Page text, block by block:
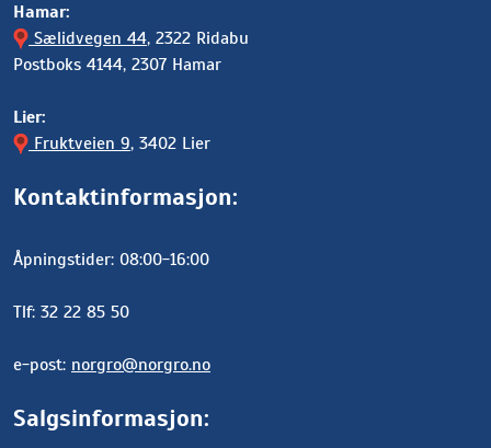
Hamar:
Sælidvegen 44, 2322 Ridabu
Postboks 4144, 2307 Hamar
Lier:
Fruktveien 9, 3402 Lier
Kontaktinformasjon:
Åpningstider: 08:00-16:00
Tlf: 32 22 85 50
e-post: norgro@norgro.no
Salgsinformasjon: